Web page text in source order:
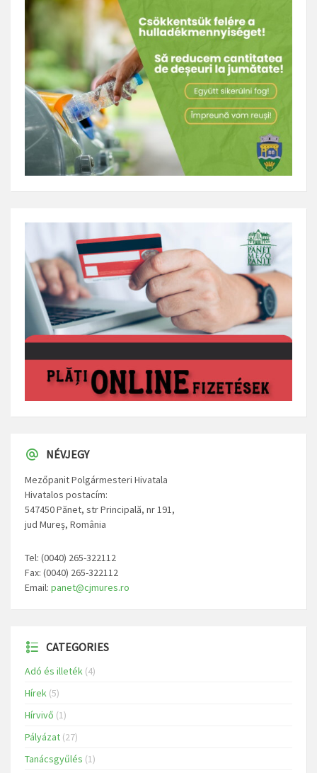
NÉVJEGY
Mezőpanit Polgármesteri Hivatala
Hivatalos postacím:
547450 Pănet, str Principală, nr 191,
jud Mureș, România
Tel: (0040) 265-322112
Fax: (0040) 265-322112
Email: panet@cjmures.ro
CATEGORIES
Adó és illeték (4)
Hírek (5)
Hírvivő (1)
Pályázat (27)
Tanácsgyűlés (1)